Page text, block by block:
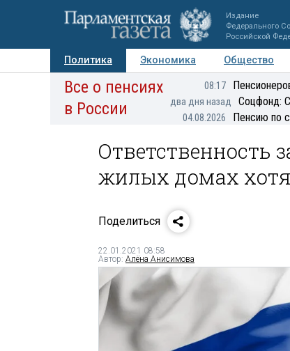
Издание
Федерального
Российской
Политика Экономика Общество
Авторы Персоны Мнения
Все о пенсиях
в России
08:17
два дня назад Соцфонд:
04.08.2026 Пенсию по
Ответственность
жилых домах
Поделиться
22.01.2021 08:58
Автор: Алёна Анисимова